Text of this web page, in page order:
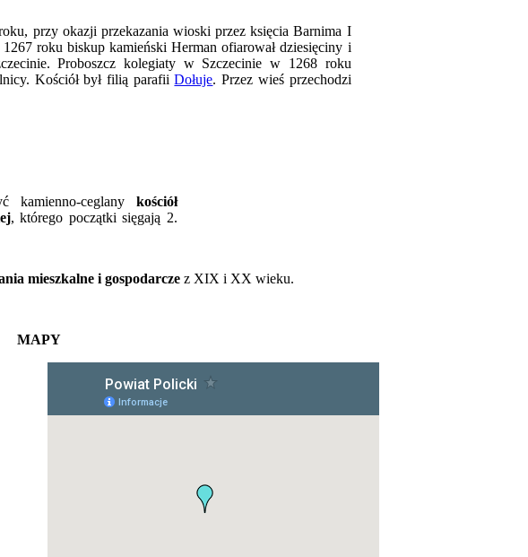
przy okazji przekazania wioski przez księcia Barnima I
roku biskup kamieński Herman ofiarował dziesięciny i
Proboszcz kolegiaty w Szczecinie w 1268 roku
Kościół był filią parafiiDołuje. Przez wieś przechodzi
kamienno-ceglany kościół
, którego początki sięgają 2.
mieszkalne i gospodarczez XIX i XX wieku.
MAPY